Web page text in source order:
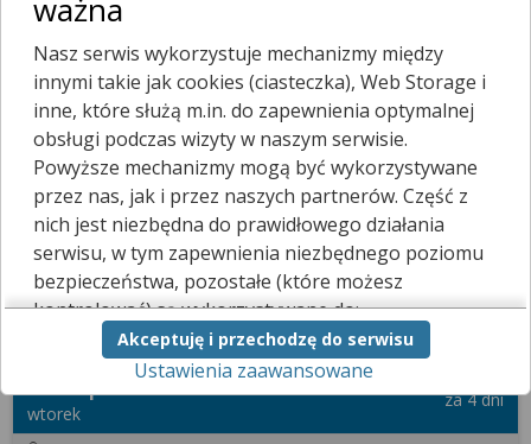
Ten lekarz jeszcze nie udostępnia zamawiania recept przez
internet.
Kliknijtutaj, a poinformujemy go, że chciałbyś skorzystać z tej
funkcji.
Terminarz Filtrowanie wyników
Zarezerwuj wizytę prywatną
11 sierpnia 2026
wtorek
za 4 dni
ważna
Nasz serwis wykorzystuje mechanizmy między
innymi takie jak cookies (ciasteczka), Web Storage i
inne, które służą m.in. do zapewnienia optymalnej
obsługi podczas wizyty w naszym serwisie.
Powyższe mechanizmy mogą być wykorzystywane
przez nas, jak i przez naszych partnerów. Część z
nich jest niezbędna do prawidłowego działania
serwisu, w tym zapewnienia niezbędnego poziomu
bezpieczeństwa, pozostałe (które możesz
kontrolować) są wykorzystywane do:
obsługi dodatkowych funkcjonalności
usprawniających działanie naszego serwisu,
analizy tego, w jaki sposób korzystasz z naszej
Akceptuję i przechodzę do serwisu
Ustawienia zaawansowane